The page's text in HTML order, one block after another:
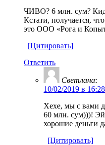
ЧИВО? 6 млн. сум?
Кстати, получается,
это ООО «Рога и
[Цитировать]
Ответить
Светлана:
10/02/2019 в 16:28
Хехе, мы с вами
60 млн. сум)))!
хорошие деньги
[Цитировать]